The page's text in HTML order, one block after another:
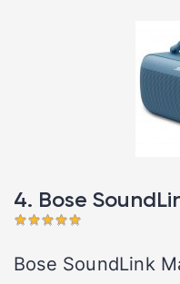
4. Bose
Bose SoundLink